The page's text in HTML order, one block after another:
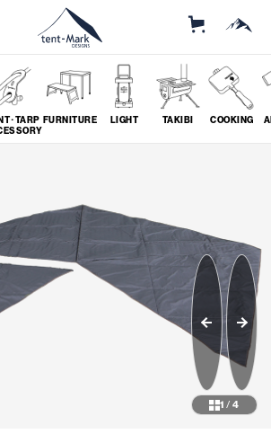
STORE
MOUNTAIN
･TARP FURNITURE LIGHT TAKIBI COOKING
グループ
# GROUP
1 /4